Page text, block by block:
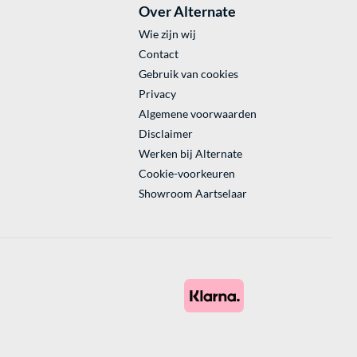
Over Alternate
Wie zijn wij
Contact
Gebruik van cookies
Privacy
Algemene voorwaarden
Disclaimer
Werken bij Alternate
Cookie-voorkeuren
Showroom Aartselaar